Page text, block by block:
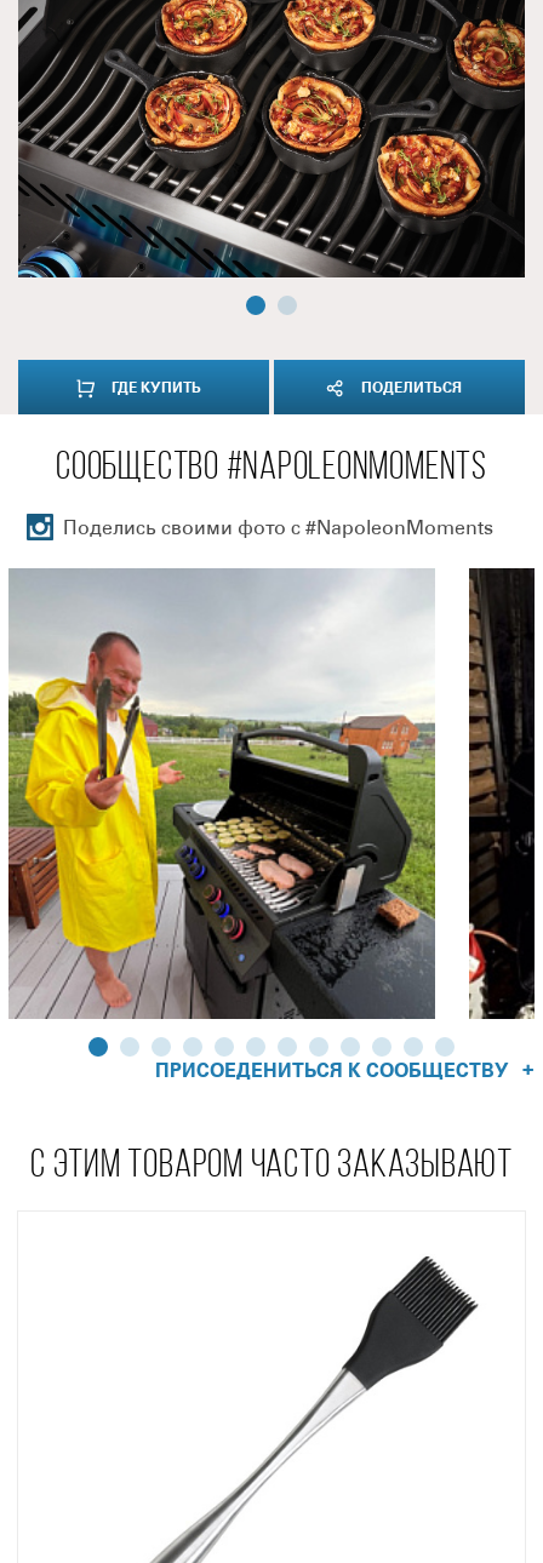
ГДЕ КУПИТЬ ПОДЕЛИТЬСЯ
СООБЩЕСТВО #NAPOLEONMOMENTS
Поделись своими фото с #NapoleonMoments
ПРИСОЕДЕНИТЬСЯ К СООБЩЕСТВУ +
С ЭТИМ ТОВАРОМ ЧАСТО ЗАКАЗЫВАЮТ